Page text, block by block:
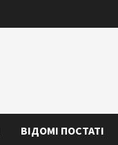
ВІДОМІ ПОСТАТІ